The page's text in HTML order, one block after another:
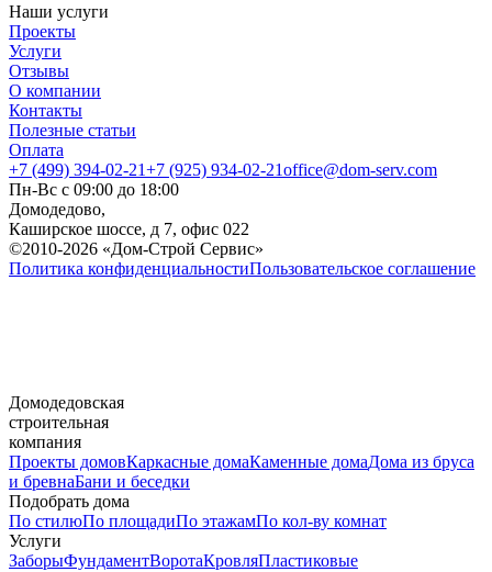
Наши услуги
Проекты
Услуги
Отзывы
О компании
Контакты
Полезные статьи
Оплата
+7 (499) 394-02-21+7 (925) 934-02-21office@dom-serv.com
Пн-Вс с 09:00 до 18:00
Домодедово,
Каширское шоссе, д 7, офис 022
©2010-2026 «Дом-Строй Сервис»
Политика конфиденциальностиПользовательское соглашение
Домодедовская
строительная
компания
Проекты домовКаркасные домаКаменные домаДома из бруса
и бревнаБани и беседки
Подобрать дома
По стилюПо площадиПо этажамПо кол-ву комнат
Услуги
ЗаборыФундаментВоротаКровляПластиковые